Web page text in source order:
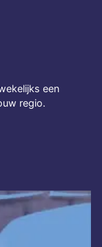
een
regio.